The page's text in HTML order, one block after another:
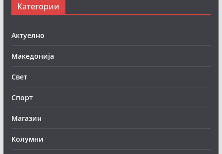
Категории
Актуелно
Македонија
Свет
Спорт
Магазин
Колумни